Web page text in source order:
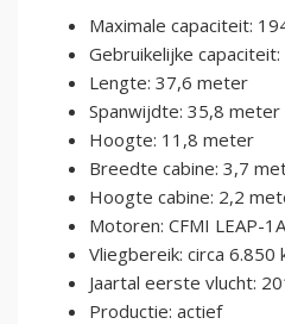
Maximale capaciteit:
Gebruikelijke
Lengte: 37,6 meter
Spanwijdte: 35,8 meter
Hoogte: 11,8 meter
Breedte cabine: 3,7
Hoogte cabine: 2,2
Motoren: CFMI LEAP-1A
Vliegbereik: circa 6.850
Jaartal eerste vlucht:
Productie: actief